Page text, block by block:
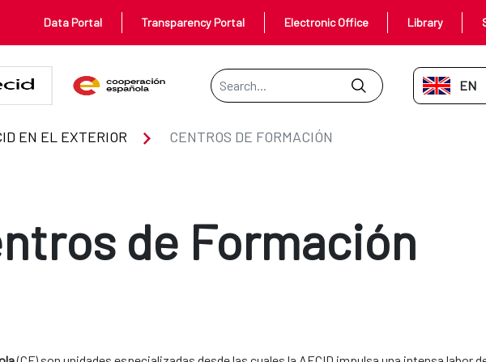
Data Portal Transparency Portal Electronic Office Library
Search Bar
EN-
EN EL EXTERIOR CENTROS DE FORMACIÓN
de Formación